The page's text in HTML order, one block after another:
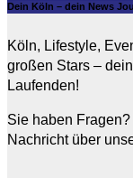
Dein Köln – dein News
Köln, Lifestyle,
großen Stars –
Laufenden!
Sie haben
Nachricht über